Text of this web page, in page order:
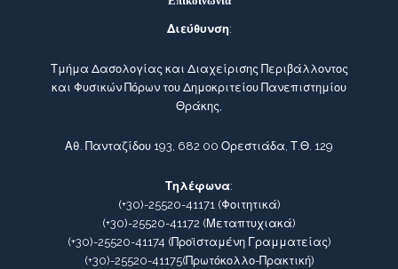
Διεύθυνση:
Τμήμα Δασολογίας και Διαχείρισης Περιβάλλοντος
και Φυσικών Πόρων του Δημοκριτείου Πανεπιστημίου
Θράκης,
Αθ. Πανταζίδου 193, 682 00 Ορεστιάδα, Τ.Θ. 129
Τηλέφωνα:
(+30)-25520-41171(Φοιτητικά)
(+30)-25520-41172 (Μεταπτυχιακά)
(+30)-25520-41174 (Προϊσταμένη Γραμματείας)
(+30)-25520-41175(Πρωτόκολλο-Πρακτική)